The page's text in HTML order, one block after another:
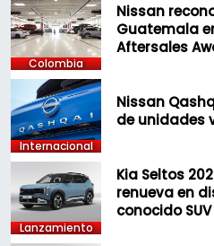
Colombia
Nissan
Guatemala
Aftersales
Internacional
Nissan
de unidades
Lanzamiento
Kia Seltos
renueva en
conocido